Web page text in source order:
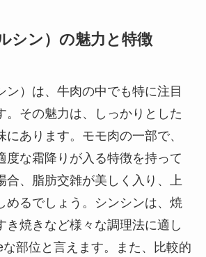
シン）の魅力と特徴
ン）は、牛肉の中でも特に注目
。その魅力は、しっかりとした
あります。モモ肉の一部で、
度な霜降りが入る特徴を持って
合、脂肪交雑が美しく入り、上
めるでしょう。シンシンは、焼
き焼きなど様々な調理法に適し
部位と言えます。また、比較的